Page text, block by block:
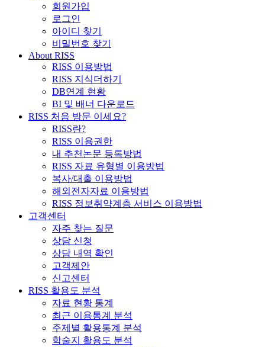
회원가입
로그인
아이디 찾기
비밀번호 찾기
About RISS
RISS 이용방법
RISS 지식더하기
DB연계 현황
BI 및 배너 다운로드
RISS 처음 방문 이세요?
RISS란?
RISS 이용권한
내 추천논문 등록방법
RISS 자료 유형별 이용방법
복사/대출 이용방법
해외전자자료 이용방법
RISS 정보취약계층 서비스 이용방법
고객센터
자주 찾는 질문
상담 신청
상담 내역 확인
고객제안
신고센터
RISS 활용도 분석
자료 현황 통계
최근 이용통계 분석
주제별 활용통계 분석
학술지 활용도 분석